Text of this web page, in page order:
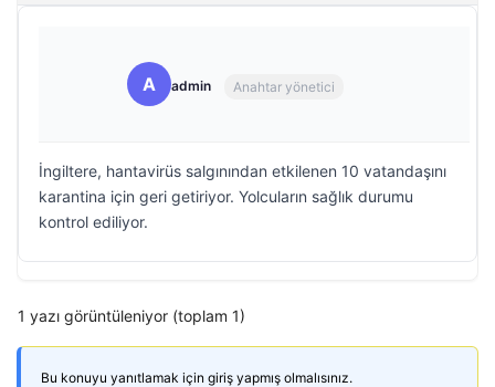
A admin Anahtar yönetici
İngiltere, hantavirüs salgınından etkilenen 10 vatandaşını
karantina için geri getiriyor. Yolcuların sağlık durumu
kontrol ediliyor.
1 yazı görüntüleniyor (toplam 1)
Bu konuyu yanıtlamak için giriş yapmış olmalısınız.